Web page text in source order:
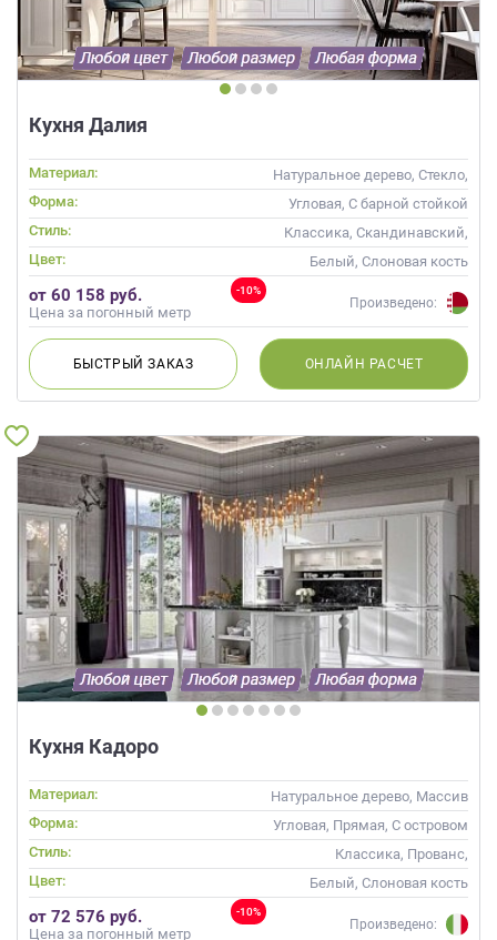
Кухня Далия
Материал:
Натуральное дерево, Стекло,
Массив
Форма:
Угловая, С барной стойкой
Стиль:
Классика, Скандинавский,
Неоклассика
Цвет: Белый, Слоновая кость
-10%
от 60 158 руб.
Цена за погонный метр
Произведено:
БЫСТРЫЙЗАКАЗ ОНЛАЙН РАСЧЕТ
Кухня Кадоро
Материал:
Натуральное дерево, Массив
Форма:
Угловая, Прямая, С островом
Стиль:
Классика, Прованс,
Скандинавский, Неоклассика
Цвет: Белый, Слоновая кость
-10%
от 72 576 руб.
Цена за погонный метр
Произведено: